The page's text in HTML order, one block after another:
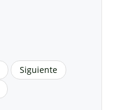
Siguiente